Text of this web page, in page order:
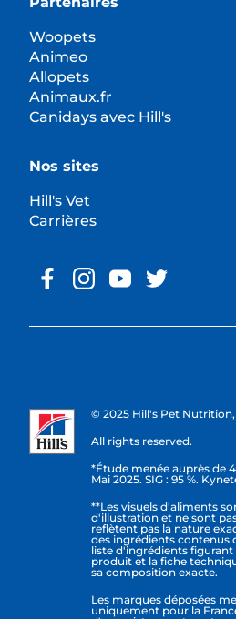
Woopets
Animeo
Allopets
Animaux.fr
Canidays avec Hill's
Nos sites
Hill's Vet
Carrières
© 2025 Hill's Pet Nutrition,
All rights reserved.
*Étude menée auprès de
Mai 2025. SIG : 95 %.
**Les visuels d'aliments
d'illustration et ne sont
reflètent pas la nature
des ingrédients contenus
liste d'ingrédients
produit et la fiche
sa composition exacte.
Les marques déposées
uniquement pour la